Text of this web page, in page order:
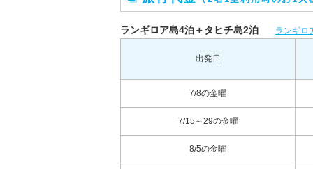
ランギロア島4泊＋タヒチ島2泊 ランギロ
出発日
7/8の金曜
7/15～29の金曜
8/5の金曜